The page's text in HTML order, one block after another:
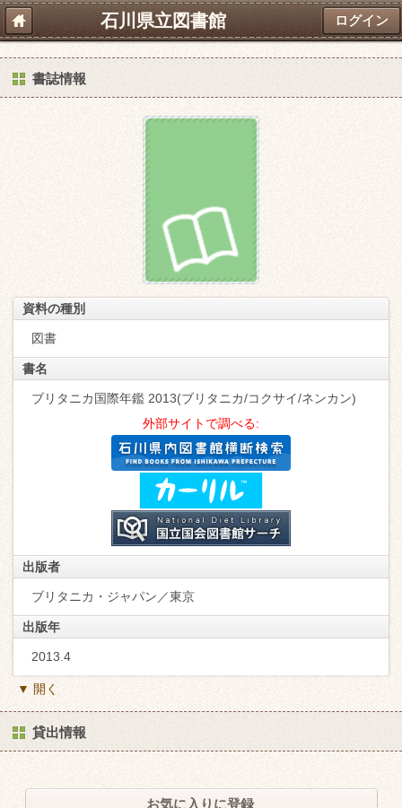
石川県立図書館 ログイン
書誌情報
資料の種別
図書
書名
ブリタニカ国際年鑑 2013(ブリタニカ/コクサイ/ネンカン)
外部サイトで調べる:
出版者
ブリタニカ・ジャパン／東京
出版年
2013.4
▼ 開く
貸出情報
お気に入りに登録